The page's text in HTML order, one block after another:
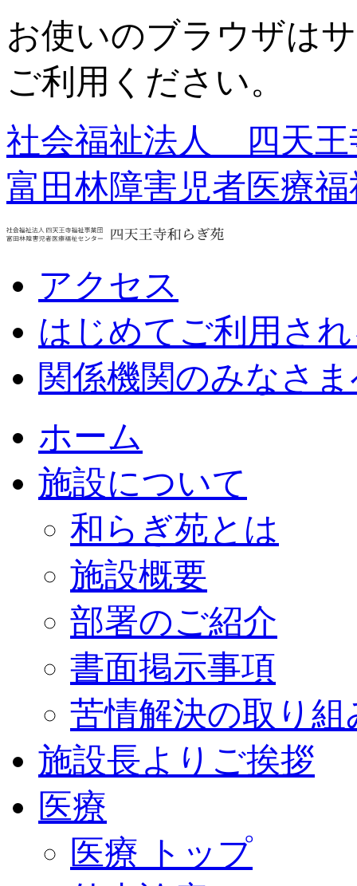
お使いのブラウザは
ご利用ください。
社会福祉法人 四天王
富田林障害児者医療
アクセス
はじめてご利用さ
関係機関のみなさ
ホーム
施設について
和らぎ苑とは
施設概要
部署のご紹介
書面掲示事項
苦情解決の取り組
施設長よりご挨拶
医療
医療 トップ